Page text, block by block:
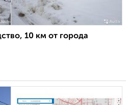
10 км от города